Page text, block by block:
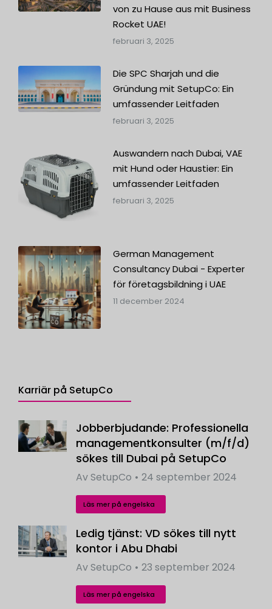
von zu Hause aus mit Business
Rocket UAE!
februari 3, 2025
Die SPC Sharjah und die
Gründung mit SetupCo: Ein
umfassender Leitfaden
februari 3, 2025
Auswandern nach Dubai, VAE
mit Hund oder Haustier: Ein
umfassender Leitfaden
februari 3, 2025
German Management
Consultancy Dubai - Experter
för företagsbildning i UAE
11 december 2024
Karriär på SetupCo
Jobberbjudande: Professionella
managementkonsulter (m/f/d)
sökes till Dubai på SetupCo
AvSetupCo 24 september 2024
Läs mer på engelska
Ledig tjänst: VD sökes till nytt
kontor i Abu Dhabi
AvSetupCo 23 september 2024
Läs mer på engelska